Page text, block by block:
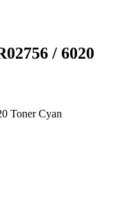
/ 6020